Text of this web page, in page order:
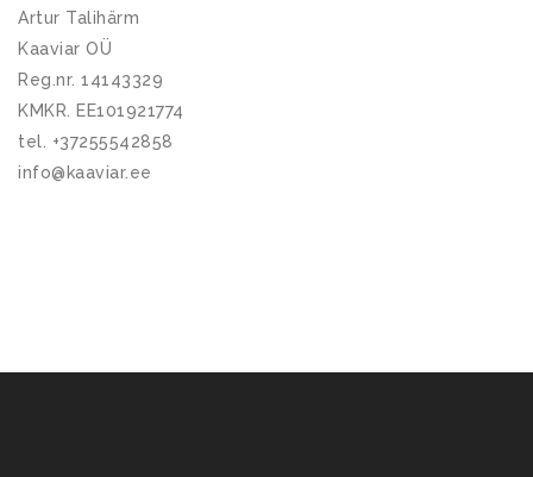
Artur Talihärm
Kaaviar OÜ
Reg.nr. 14143329
KMKR. EE101921774
tel. +37255542858
info@kaaviar.ee